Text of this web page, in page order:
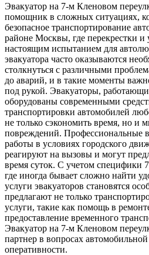
Эвакуатор на 7-м Кленовом
помощник в сложных ситуациях,
безопасное транспортирование
районе Москвы, где перекрестки и
настоящим испытанием для
эвакуатора часто оказываются
столкнуться с различными
до аварий, и в такие моменты
под рукой. Эвакуаторы,
оборудованы современными
транспортировки автомобилей
не только сэкономить время, но и
повреждений. Профессиональные
работы в условиях городского
реагируют на вызовы и могут
время суток. С учетом специфики
где иногда бывает сложно найти
услуги эвакуаторов становятся
предлагают не только
услуги, такие как помощь в
предоставление временного
Эвакуатор на 7-м Кленовом
партнер в вопросах
оперативности.